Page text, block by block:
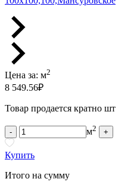
Цена за: м2
8 549.56₽
Товар продается кратно шт
- м2 +
Купить
Итого на сумму